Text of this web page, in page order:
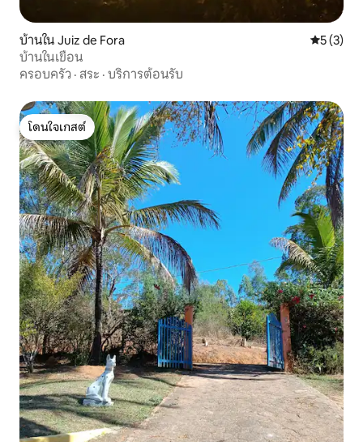
บ้านใน Juiz de Fora คะแนนเฉ
5 (3)
บ้านในเขื่อน
ครอบครัว · สระ · บริการต้อนรับ
โดนใจเกสต์
โดนใจเกสต์